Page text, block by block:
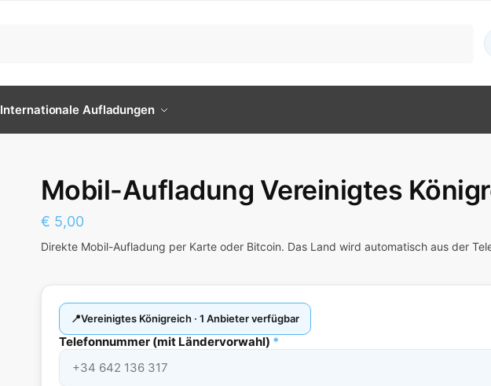
Internationale Aufladungen
Mobil-Aufladung Vereinigtes
€ 5,00
Direkte Mobil-Aufladung per Karte oder Bitcoin. Das Land wird automatisch aus der
Vereinigtes Königreich · 1 Anbieter verfügbar
Telefonnummer (mit Ländervorwahl) *